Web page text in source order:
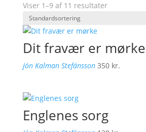
Viser 1–9 af 11 resultater
Dit fravær er mørke
Jón Kalman Stefánsson 350 kr.
Englenes sorg